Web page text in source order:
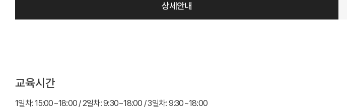
상세안내
교육시간
1일차: 15:00~18:00 / 2일차: 9:30~18:00 / 3일차: 9:30~18:00